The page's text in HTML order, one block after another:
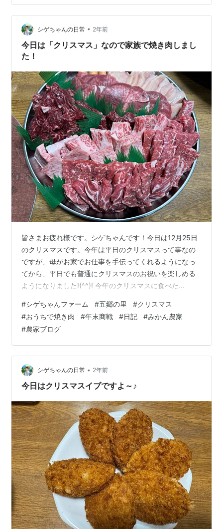
には作業を終えれるようにしています。そんな中、親戚
やお世話になっている人たちに『お歳暮』を送る時期が
今年もやって来ました。我が家のお歳暮は当然「みか
ん」になるのですが、今回は石地をお届けします。 今…
シゲちゃんの日常 • 2年前
今日は「クリスマス」なので家族で焼き肉しまし
た！
皆さまお疲れ様です。シゲちゃんです！今日は12月25日
のクリスマスです。今年は平日のクリスマスって事なの
ですが、母がお家でお仕事を手伝ってくれるようになっ
てから、平日でも普通にクリスマスのお祝いを楽しめる
ようになりました!(^^)! 今年のクリスマスに食べた
前に観音寺市内のスーパーへ買い物に出かけた際、ショ
ートリブや交雑種の焼き肉用の牛肉が定価の半額で売ら
れてたのを見つけていたので、迷わず購入しました。 そ
して、冷凍庫で保管しておいて本日のパーティーで使用
したんですが、最近は年齢もあるのか脂身の少ない牛タ
ンやハラミを好んで食べるようになりま…
#シゲちゃんファーム #五郷の里 #クリスマス
#おうちで焼き肉 #年末商戦 #日記 #みかん農家
#農家ブログ
シゲちゃんの日常 • 2年前
今日はクリスマスイブですよ～♪